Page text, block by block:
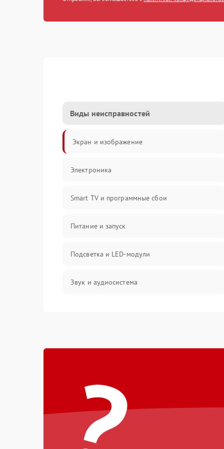
Виды неисправностей
Экран и изображение
Электроника
Smart TV и программные сбои
Питание и запуск
Подсветка и LED-модули
Звук и аудиосистема
Программное обеспечение
Корпус и механика